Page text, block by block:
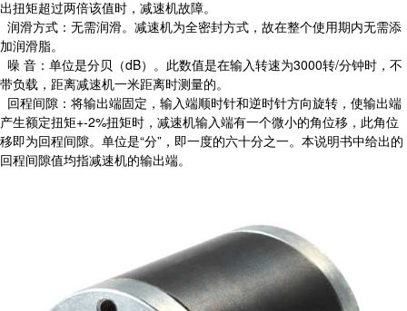
出扭矩超过两倍该值时，减速机故障。
润滑方式：无需润滑。减速机为全密封方式，故在整个使用期内无需添
加润滑脂。
噪 音：单位是分贝（dB）。此数值是在输入转速为3000转/分钟时，不
带负载，距离减速机一米距离时测量的。
回程间隙：将输出端固定，输入端顺时针和逆时针方向旋转，使输出端
产生额定扭矩+-2%扭矩时，减速机输入端有一个微小的角位移，此角位
移即为回程间隙。单位是“分”，即一度的六十分之一。本说明书中给出的
回程间隙值均指减速机的输出端。